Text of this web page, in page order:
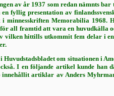
av år 1937 som redan nämnts
fyllig presentation av
Memorabilia 1968.
all framtid att vara en hu­vudkälla
hittills utkommit fem delar i en
om situationen i
I en följande artikel kunde
ar­tiklar av Anders